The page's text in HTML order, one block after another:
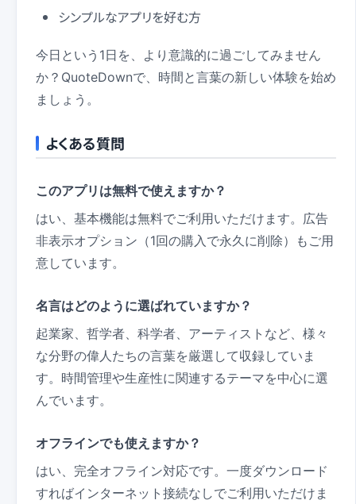
シンプルなアプリを好む方
今日という1日を、より意識的に過ごしてみません
か？QuoteDownで、時間と言葉の新しい体験を始め
ましょう。
よくある質問
このアプリは無料で使えますか？
はい、基本機能は無料でご利用いただけます。広告
非表示オプション（1回の購入で永久に削除）もご用
意しています。
名言はどのように選ばれていますか？
起業家、哲学者、科学者、アーティストなど、様々
な分野の偉人たちの言葉を厳選して収録していま
す。時間管理や生産性に関連するテーマを中心に選
んでいます。
オフラインでも使えますか？
はい、完全オフライン対応です。一度ダウンロード
すればインターネット接続なしでご利用いただけま